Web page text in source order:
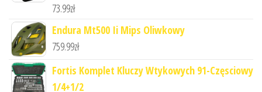
73.99zł
Endura Mt500 Ii Mips Oliwkowy
759.99zł
Fortis Komplet Kluczy Wtykowych 91-Częsciowy
1/4+1/2